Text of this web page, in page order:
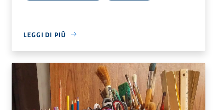
LEGGI DI PIÙ